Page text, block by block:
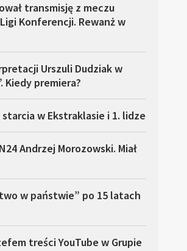
transmisję z meczu
Konferencji. Rewanż w
Urszuli Dudziak w
Kiedy premiera?
w Ekstraklasie i 1. lidze
Andrzej Morozowski. Miał
w państwie” po 15 latach
treści YouTube w Grupie